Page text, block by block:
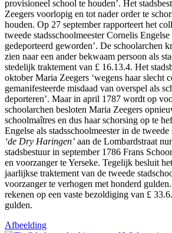
provisioneel school te houden’. Het
Zeegers voorlopig en tot nader order te
houden. Op 27 september rapporteert het
tweede stadsschoolmeester Cornelis Engelse
gedeporteerd geworden’. De schoolarchen
zien naar een ander bekwaam persoon als
stedelijk traktement van £ 16.13.4. Het
oktober Maria Zeegers ‘wegens haar slecht
gemanifesteerde misdaad van overspel als
deporteren’. Maar in april 1787 wordt op
schoolarchen besloten Maria Zeegers
schoolmaîtres en dus haar schorsing op te
Engelse als stadsschoolmeester in de
‘de Dry Haringen’ aan de Lombardstraat
stadsbestuur in september 1786 Frans
en voorzanger te Yerseke. Tegelijk besluit
jaarlijkse traktement van de tweede
voorzanger te verhogen met honderd
rekenen op een vaste bezoldiging van £
gulden.
Afbeelding